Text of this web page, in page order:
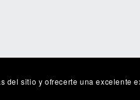
del sitio y ofrecerte una excelente